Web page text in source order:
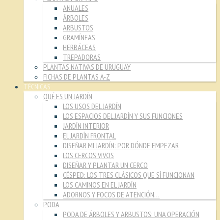
ANUALES
ÁRBOLES
ARBUSTOS
GRAMÍNEAS
HERBÁCEAS
TREPADORAS
PLANTAS NATIVAS DE URUGUAY
FICHAS DE PLANTAS A-Z
TÉCNICAS
QUÉ ES UN JARDÍN
LOS USOS DEL JARDÍN
LOS ESPACIOS DEL JARDÍN Y SUS FUNCIONES
JARDÍN INTERIOR
EL JARDÍN FRONTAL
DISEÑAR MI JARDÍN: POR DÓNDE EMPEZAR
LOS CERCOS VIVOS
DISEÑAR Y PLANTAR UN CERCO
CÉSPED: LOS TRES CLÁSICOS QUE SÍ FUNCIONAN
LOS CAMINOS EN EL JARDÍN
ADORNOS Y FOCOS DE ATENCIÓN…
PODA
PODA DE ÁRBOLES Y ARBUSTOS: UNA OPERACIÓN